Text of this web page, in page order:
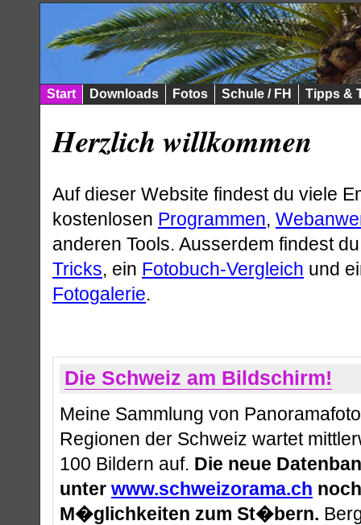
Start Downloads Fotos Schule / FH Tipps &
Herzlich willkommen
Auf dieser Website findest du viele
kostenlosen Programmen,
anderen Tools. Ausserdem findest
Tricks, ein Fotobuch-Vergleich und
Fotogalerie.
Die Schweiz am Bildschirm!
Meine Sammlung von
Regionen der Schweiz wartet
100 Bildern auf. Die neue
unter www.schweizorama.ch
M�glichkeiten zum St�bern.